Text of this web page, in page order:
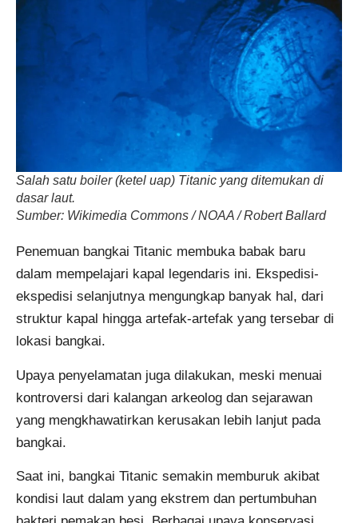
Salah satu boiler (ketel uap) Titanic yang ditemukan di
dasar laut.
Sumber: Wikimedia Commons / NOAA / Robert Ballard
Penemuan bangkai Titanic membuka babak baru
dalam mempelajari kapal legendaris ini. Ekspedisi-
ekspedisi selanjutnya mengungkap banyak hal, dari
struktur kapal hingga artefak-artefak yang tersebar di
lokasi bangkai.
Upaya penyelamatan juga dilakukan, meski menuai
kontroversi dari kalangan arkeolog dan sejarawan
yang mengkhawatirkan kerusakan lebih lanjut pada
bangkai.
Saat ini, bangkai Titanic semakin memburuk akibat
kondisi laut dalam yang ekstrem dan pertumbuhan